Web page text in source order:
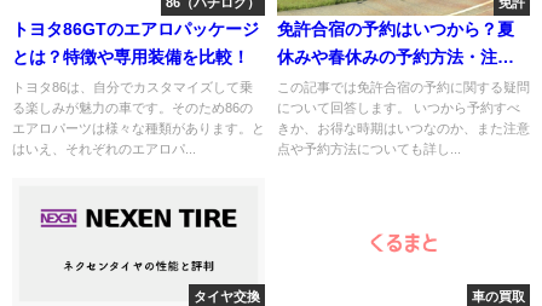
86（ハチロク）
トヨタ86GTのエアロパッケージ
とは？特徴や専用装備を比較！
トヨタ86は、自分でカスタマイズして乗
る楽しみが魅力の車です。そのため86の
エアロパーツは様々な種類があります。と
はいえ、それぞれのエアロパ...
免許
免許合宿の予約はいつから？夏
休みや春休みの予約方法・注意
点・お得な時期を解説
この記事では免許合宿の予約に関する疑問
について回答します。 いつから予約すべ
きか、お得な時期はいつなのか、また注意
点や予約方法についても詳し...
タイヤ交換 車の買取